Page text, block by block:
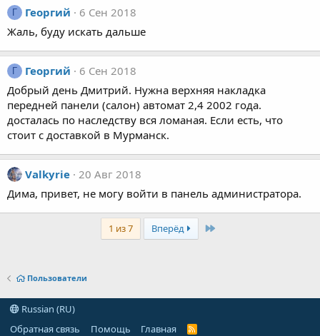
Г Георгий
6 Сен 2018
Жаль, буду искать дальше
Г Георгий
6 Сен 2018
Добрый день Дмитрий. Нужна верхняя накладка
передней панели (салон) автомат 2,4 2002 года.
досталась по наследству вся ломаная. Если есть, что
стоит с доставкой в Мурманск.
Valkyrie 20 Авг 2018
Дима, привет, не могу войти в панель администратора.
1 из 7 Вперёд Last
Пользователи
Russian (RU)
Обратная связь
Помощь Главная
R